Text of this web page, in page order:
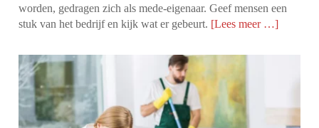
worden, gedragen zich als mede-eigenaar. Geef mensen een
stuk van het bedrijf en kijk wat er gebeurt. [Lees meer …]